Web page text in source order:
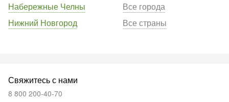
Набережные Челны
Нижний Новгород
Все города
Все страны
Свяжитесь с нами
8 800 200-40-70